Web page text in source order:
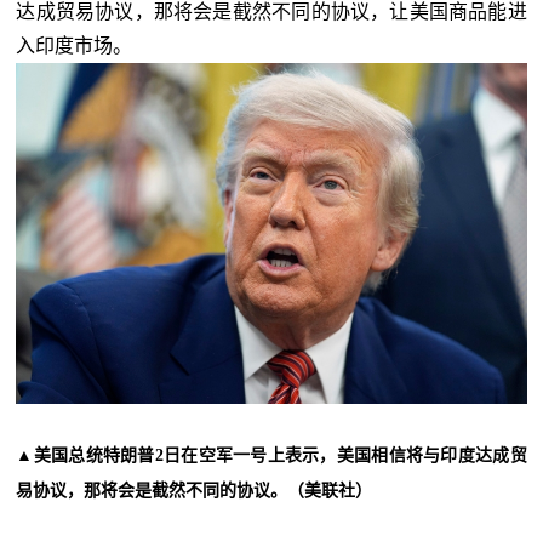
达成贸易协议，那将会是截然不同的协议，让美国商品能进
入印度市场。
▲ 美国总统特朗普2日在空军一号上表示，美国相信将与印度达成贸
易协议，那将会是截然不同的协议。（美联社）